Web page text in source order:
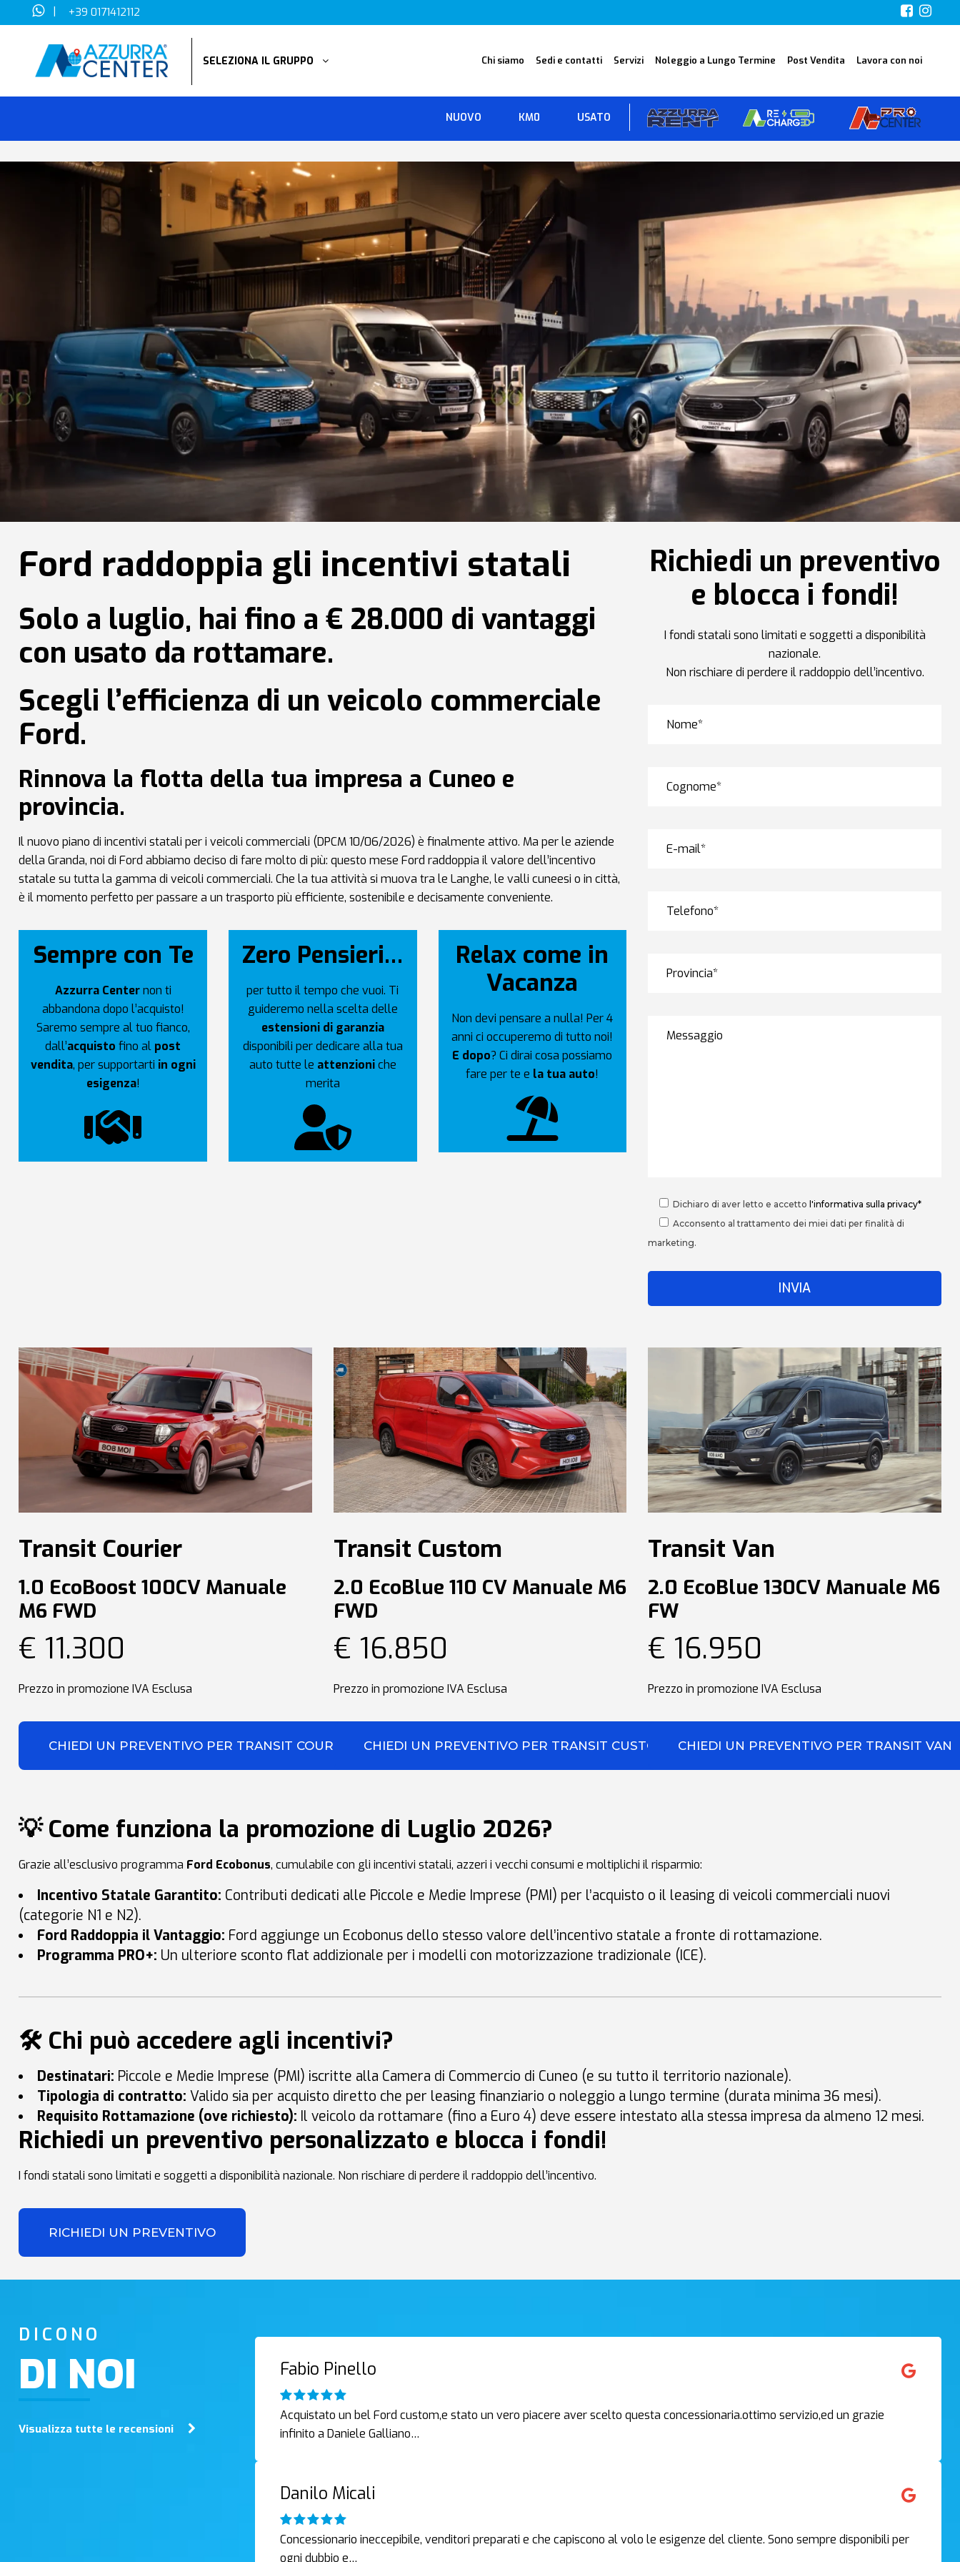
| +39 0171412112
SELEZIONA IL GRUPPO Chi siamo Sedi e contatti Servizi Noleggio a Lungo Termine Post Vendita Lavora con noi
NUOVO KM0 USATO
Ford raddoppia gli incentivi statali
Solo a luglio, hai fino a € 28.000 di vantaggi
con usato da rottamare.
Scegli l’efficienza di un veicolo commerciale
Ford.
Rinnova la flotta della tua impresa a Cuneo e
provincia.
Il nuovo piano di incentivi statali per i veicoli commerciali (DPCM 10/06/2026) è finalmente attivo. Ma per le aziende
della Granda, noi di Ford abbiamo deciso di fare molto di più: questo mese Ford raddoppia il valore dell’incentivo
statale su tutta la gamma di veicoli commerciali. Che la tua attività si muova tra le Langhe, le valli cuneesi o in città,
è il momento perfetto per passare a un trasporto più efficiente, sostenibile e decisamente conveniente.
Sempre con Te
Azzurra Centernon ti
abbandona dopo l’acquisto!
Saremo sempre al tuo fianco,
dall’acquisto fino al post
vendita, per supportarti in ogni
esigenza!
Zero Pensieri…
per tutto il tempo che vuoi. Ti
guideremo nella scelta delle
estensioni di garanzia
disponibili per dedicare alla tua
auto tutte le attenzioniche
merita
Relax come in
Vacanza
Non devi pensare a nulla! Per 4
anni ci occuperemo di tutto noi!
E dopo? Ci dirai cosa possiamo
fare per te e la tua auto!
Richiedi un preventivo
e blocca i fondi!
I fondi statali sono limitati e soggetti a disponibilità
nazionale.
Non rischiare di perdere il raddoppio dell’incentivo.
Dichiaro di aver letto e accetto l'informativa sulla privacy*
Acconsento al trattamento dei miei dati per finalità di
marketing.
Transit Courier
1.0 EcoBoost 100CV Manuale
M6 FWD
€ 11.300
Prezzo in promozione IVA Esclusa
CHIEDI UN PREVENTIVO PER TRANSIT COURIER
Transit Custom
2.0 EcoBlue 110 CV Manuale M6
FWD
€ 16.850
Prezzo in promozione IVA Esclusa
CHIEDI UN PREVENTIVO PER TRANSIT CUSTOM
Transit Van
2.0 EcoBlue 130CV Manuale M6
FW
€ 16.950
Prezzo in promozione IVA Esclusa
CHIEDI UN PREVENTIVO PER TRANSIT VAN
💡 Come funziona la promozione di Luglio 2026?
Grazie all’esclusivo programma Ford Ecobonus, cumulabile con gli incentivi statali, azzeri i vecchi consumi e moltiplichi il risparmio:
Incentivo Statale Garantito: Contributi dedicati alle Piccole e Medie Imprese (PMI) per l’acquisto o il leasing di veicoli commerciali nuovi
(categorie N1 e N2).
Ford Raddoppia il Vantaggio: Ford aggiunge un Ecobonus dello stesso valore dell’incentivo statale a fronte di rottamazione.
Programma PRO+: Un ulteriore sconto flat addizionale per i modelli con motorizzazione tradizionale (ICE).
🛠️ Chi può accedere agli incentivi?
Destinatari: Piccole e Medie Imprese (PMI) iscritte alla Camera di Commercio di Cuneo (e su tutto il territorio nazionale).
Tipologia di contratto: Valido sia per acquisto diretto che per leasing finanziario o noleggio a lungo termine (durata minima 36 mesi).
Requisito Rottamazione (ove richiesto): Il veicolo da rottamare (fino a Euro 4) deve essere intestato alla stessa impresa da almeno 12 mesi.
Richiedi un preventivo personalizzato e blocca i fondi!
I fondi statali sono limitati e soggetti a disponibilità nazionale. Non rischiare di perdere il raddoppio dell’incentivo.
RICHIEDI UN PREVENTIVO
DICONO
DI NOI
Visualizza tutte le recensioni
Fabio Pinello
Acquistato un bel Ford custom,e stato un vero piacere aver scelto questa concessionaria.ottimo servizio,ed un grazie
infinito a Daniele Galliano…
Danilo Micali
Concessionario ineccepibile, venditori preparati e che capiscono al volo le esigenze del cliente. Sono sempre disponibili per
ogni dubbio e…